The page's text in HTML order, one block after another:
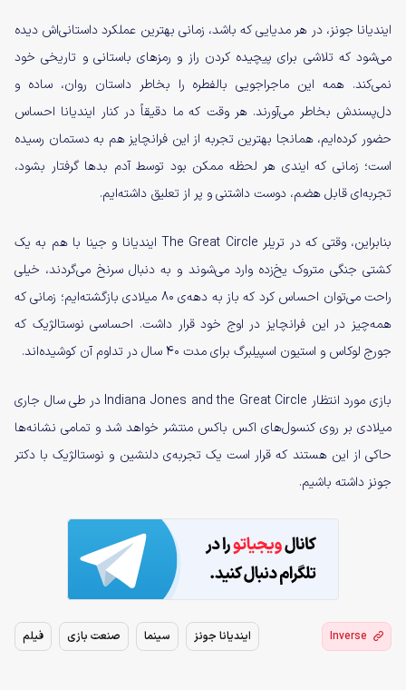
ایندیانا جونز، در هر مدیایی که باشد، زمانی بهترین عملکرد داستانی‌اش دیده
می‌شود که تلاشی برای پیچیده کردن راز و رمزهای باستانی و تاریخی خود
نمی‌کند. همه این ماجراجویی بالفطره را بخاطر داستان روان، ساده و
دل‌پسندش بخاطر می‌آورند. هر وقت که ما دقیقاً در کنار ایندیانا احساس
حضور کرده‌ایم، همانجا بهترین تجربه از این فرانچایز هم به دستمان رسیده
است؛ زمانی که ایندی هر لحظه ممکن بود توسط آدم‌ بدها گرفتار بشود،
تجربه‌ای قابل هضم، دوست داشتنی و پر از تعلیق داشته‌ایم.
بنابراین، وقتی که در تریلر The Great Circle ایندیانا و جینا با هم به یک
کشتی جنگی متروک یخ‌زده وارد می‌شوند و به دنبال سرنخ می‌گردند، خیلی
راحت می‌توان احساس کرد که باز به دهه‌ی 80 میلادی بازگشته‌ایم؛ زمانی که
همه‌چیز در این فرانچایز در اوج خود قرار داشت. احساسی نوستالژیک که
جورج لوکاس و استیون اسپیلبرگ برای مدت 40 سال در تداوم آن کوشیده‌اند.
بازی مورد انتظار Indiana Jones and the Great Circle در طی سال جاری
میلادی بر روی کنسول‌های اکس باکس منتشر خواهد شد و تمامی نشانه‌ها
حاکی از این هستند که قرار است یک تجربه‌ی دلنشین و نوستالژیک با دکتر
جونز داشته باشیم.
Inverse ایندیانا جونز سینما صنعت بازی فیلم